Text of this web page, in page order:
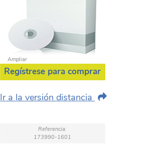
Ampliar
Regístrese para comprar
Ir a la versión distancia
Referencia:
173990-1601